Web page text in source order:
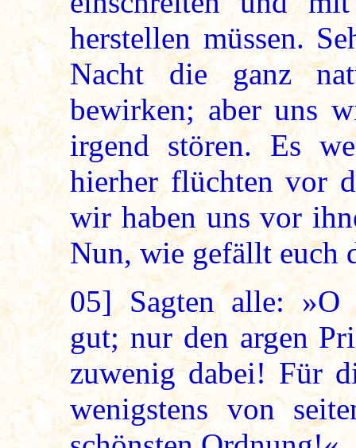
herstellen müssen.
Nacht die ganz
bewirken; aber uns
irgend stören. Es
hierher flüchten vor
wir haben uns vor
Nun, wie gefällt euch
05]Sagten alle: »O
gut; nur den argen
zuwenig dabei! Für
wenigstens von